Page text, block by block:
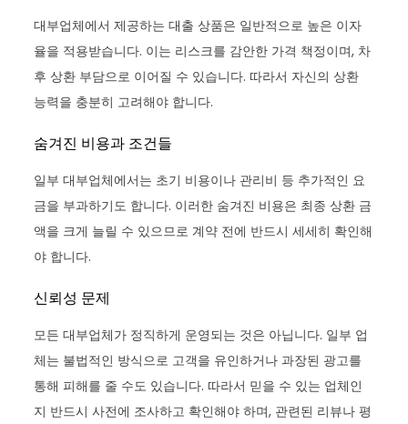
대부업체에서 제공하는 대출 상품은 일반적으로 높은 이자
율을 적용받습니다. 이는 리스크를 감안한 가격 책정이며, 차
후 상환 부담으로 이어질 수 있습니다. 따라서 자신의 상환
능력을 충분히 고려해야 합니다.
숨겨진 비용과 조건들
일부 대부업체에서는 초기 비용이나 관리비 등 추가적인 요
금을 부과하기도 합니다. 이러한 숨겨진 비용은 최종 상환 금
액을 크게 늘릴 수 있으므로 계약 전에 반드시 세세히 확인해
야 합니다.
신뢰성 문제
모든 대부업체가 정직하게 운영되는 것은 아닙니다. 일부 업
체는 불법적인 방식으로 고객을 유인하거나 과장된 광고를
통해 피해를 줄 수도 있습니다. 따라서 믿을 수 있는 업체인
지 반드시 사전에 조사하고 확인해야 하며, 관련된 리뷰나 평